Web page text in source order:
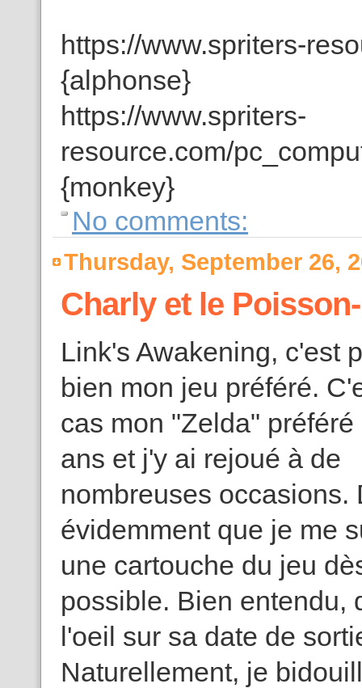
https://www.spriters-
{alphonse}
https://www.spriters-
resource.com/
{monkey}
No comments:
Thursday, September 26,
Charly et le
Link's Awakening, c'est
bien mon jeu préféré.
cas mon "Zelda"
ans et j'y ai rejoué à de
nombreuses occasions.
évidemment que je me
une cartouche du jeu
possible. Bien entendu,
l'oeil sur sa date de
Naturellement, je